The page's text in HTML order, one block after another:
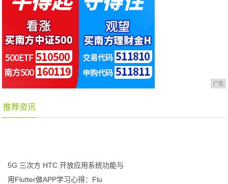
广告
推荐资讯
5G 三次方 HTC 开放应用系统功能与
用Flutter做APP学习心得：Flu